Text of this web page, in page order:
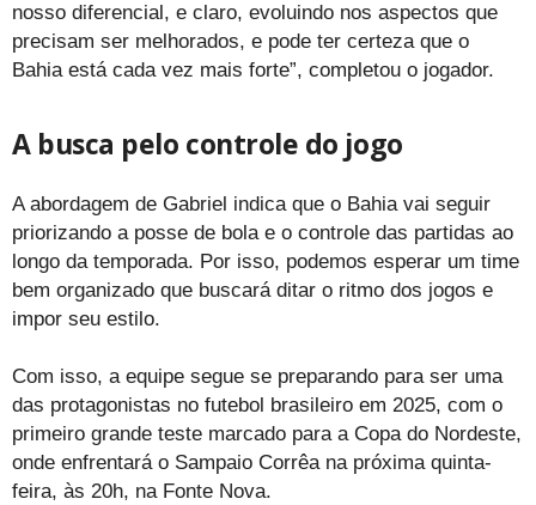
nosso diferencial, e claro, evoluindo nos aspectos que
precisam ser melhorados, e pode ter certeza que o
Bahia está cada vez mais forte”, completou o jogador.
A busca pelo controle do jogo
A abordagem de Gabriel indica que o Bahia vai seguir
priorizando a posse de bola e o controle das partidas ao
longo da temporada. Por isso, podemos esperar um time
bem organizado que buscará ditar o ritmo dos jogos e
impor seu estilo.
Com isso, a equipe segue se preparando para ser uma
das protagonistas no futebol brasileiro em 2025, com o
primeiro grande teste marcado para a Copa do Nordeste,
onde enfrentará o Sampaio Corrêa na próxima quinta-
feira, às 20h, na Fonte Nova.